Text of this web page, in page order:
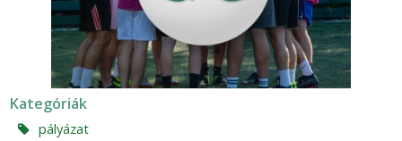
Kategóriák
pályázat